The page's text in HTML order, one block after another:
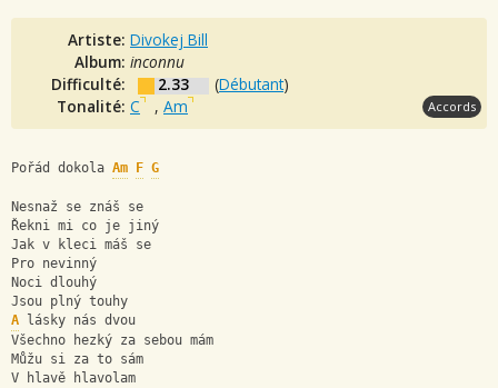
Artiste: Divokej Bill
Album: inconnu
Difficulté:
2.33 (Débutant)
Tonalité: C , Am Accords
Pořád dokola Am F G
Nesnaž se znáš se
Řekni mi co je jiný
Jak v kleci máš se
Pro nevinný
Noci dlouhý
Jsou plný touhy
A lásky nás dvou
Všechno hezký za sebou mám
Můžu si za to sám
V hlavě hlavolam